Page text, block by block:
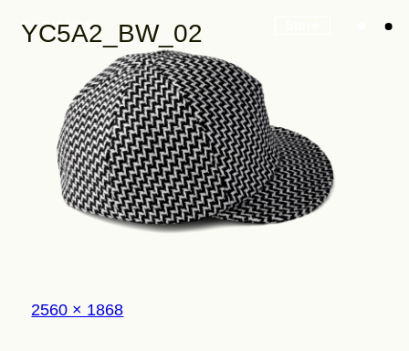
Look
Construction
YC5A2_BW_02
フ
ル
2560 × 1868